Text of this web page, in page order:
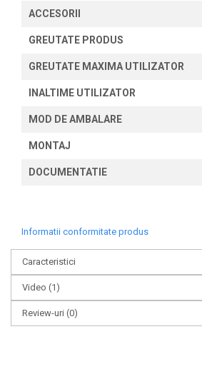
ACCESORII
GREUTATE PRODUS
GREUTATE MAXIMA UTILIZATOR
INALTIME UTILIZATOR
MOD DE AMBALARE
MONTAJ
DOCUMENTATIE
Informatii conformitate produs
Caracteristici
Video (1)
Review-uri (0)